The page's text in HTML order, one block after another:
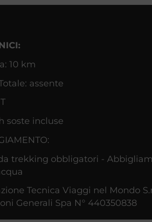
10 km
assente
soste incluse
trekking obbligatori -
Tecnica Viaggi nel Mondo
Generali Spa N° 440350838